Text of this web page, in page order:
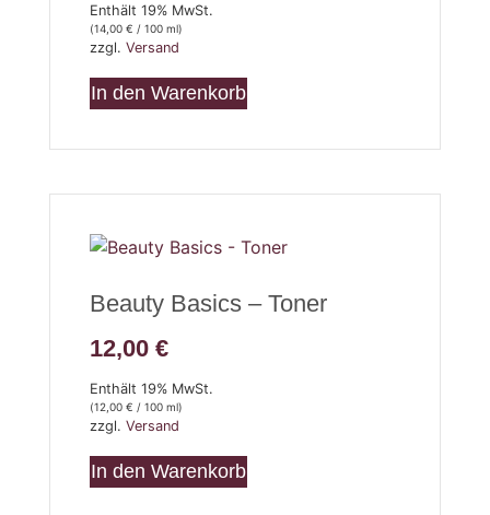
Enthält 19% MwSt.
(14,00 € / 100 ml)
zzgl. Versand
In den Warenkorb
Beauty Basics – Toner
12,00 €
Enthält 19% MwSt.
(12,00 € / 100 ml)
zzgl. Versand
In den Warenkorb